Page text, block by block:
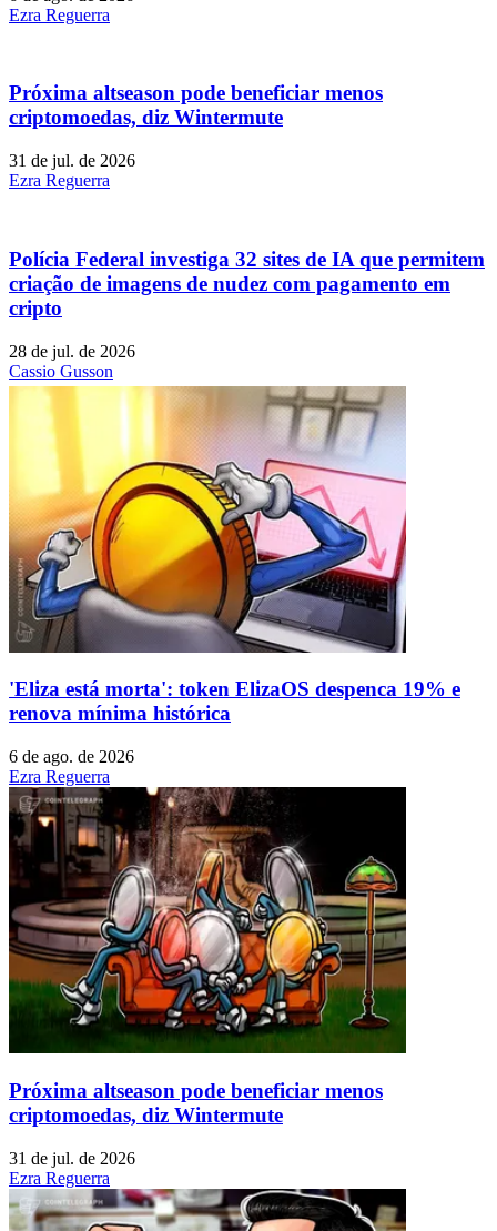
Ezra Reguerra
Próxima altseason pode beneficiar menos
criptomoedas, diz Wintermute
31 de jul. de 2026
Ezra Reguerra
Polícia Federal investiga 32 sites de IA que permitem
criação de imagens de nudez com pagamento em
cripto
28 de jul. de 2026
Cassio Gusson
'Eliza está morta': token ElizaOS despenca 19% e
renova mínima histórica
6 de ago. de 2026
Ezra Reguerra
Próxima altseason pode beneficiar menos
criptomoedas, diz Wintermute
31 de jul. de 2026
Ezra Reguerra